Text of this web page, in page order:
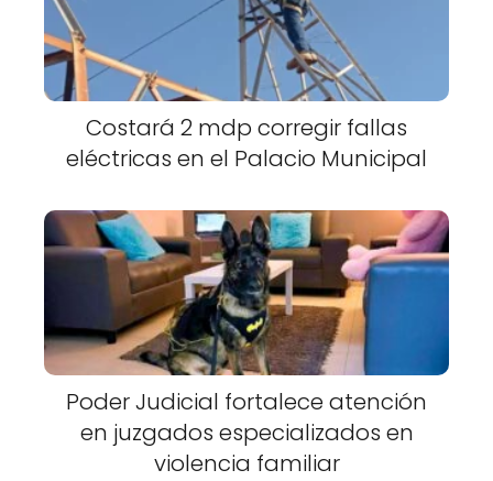
Costará 2 mdp corregir fallas
eléctricas en el Palacio Municipal
Poder Judicial fortalece atención
en juzgados especializados en
violencia familiar